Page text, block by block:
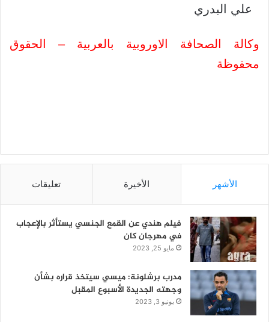
علي البدري
وكالة الصحافة الاوروبية بالعربية – الحقوق
محفوظة
الأشهر الأخيرة تعليقات
فيلم هندي عن القمع الجنسي يستأثر بالإعجاب
في مهرجان كان
مايو 25, 2023
مدرب برشلونة: ميسي سيتخذ قراره بشأن
وجهته الجديدة الأسبوع المقبل
يونيو 3, 2023